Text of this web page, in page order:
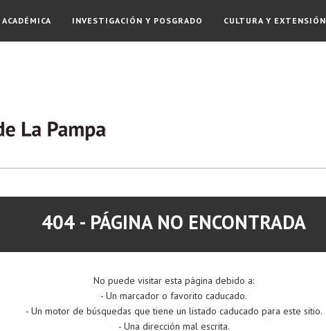
ACADÉMICA INVESTIGACIÓN Y POSGRADO CULTURA Y EXTENSIÓN
404 - PÁGINA NO ENCONTRADA
No puede visitar esta página debido a:
- Un marcador o favorito caducado.
- Un motor de búsquedas que tiene un listado caducado para este sitio.
- Una dirección mal escrita.